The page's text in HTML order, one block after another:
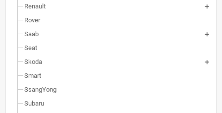
Renault
Rover
Saab
Seat
Skoda
Smart
SsangYong
Subaru